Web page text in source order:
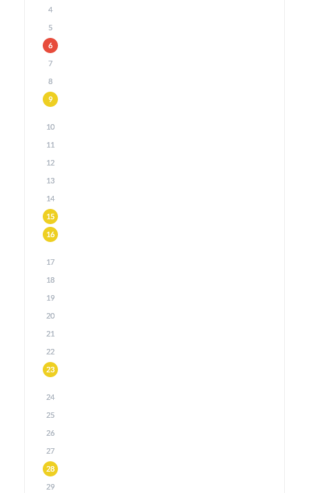
4
5
6
7
8
9
10
11
12
13
14
15
16
17
18
19
20
21
22
23
24
25
26
27
28
29